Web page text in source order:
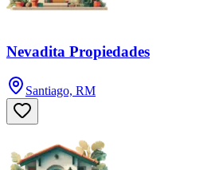
Nevadita Propiedades
Santiago, RM